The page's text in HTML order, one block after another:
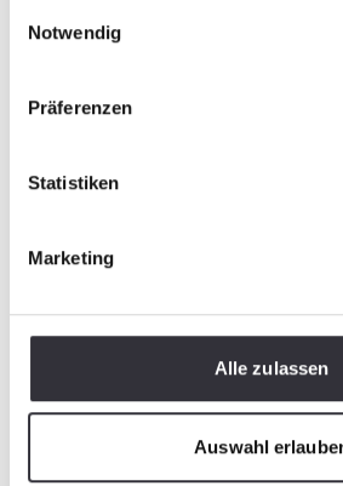
Notwendig
Präferenzen
Statistiken
Marketing
Alle zulassen
Auswahl